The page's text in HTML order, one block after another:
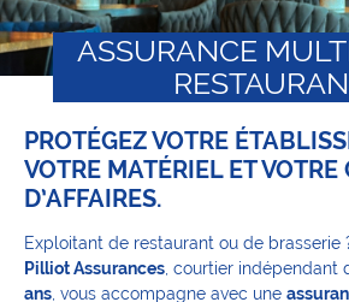
ASSURANCE
PROTÉGEZ VOTRE
VOTRE MATÉRIEL ET VOTRE
D’AFFAIRES.
Exploitant de restaurant ou de brasserie
Pilliot Assurances , courtier indépendant
ans , vous accompagne avec une